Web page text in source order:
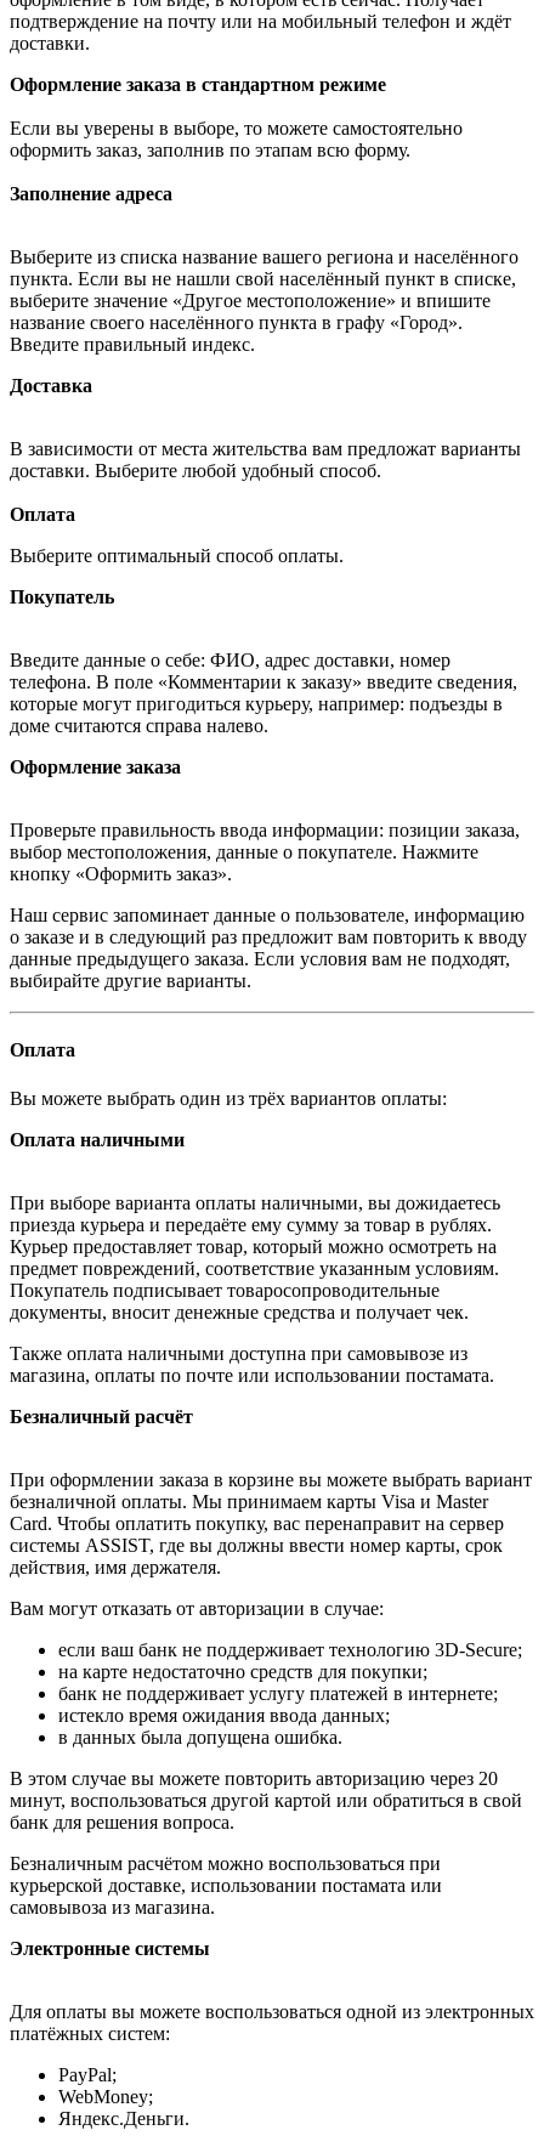
подтверждение на почту или на мобильный телефон и ждёт
доставки.
Оформление заказа в стандартном режиме
Если вы уверены в выборе, то можете самостоятельно
оформить заказ, заполнив по этапам всю форму.
Заполнение адреса
Выберите из списка название вашего региона и населённого
пункта. Если вы не нашли свой населённый пункт в списке,
выберите значение «Другое местоположение» и впишите
название своего населённого пункта в графу «Город».
Введите правильный индекс.
Доставка
В зависимости от места жительства вам предложат варианты
доставки. Выберите любой удобный способ.
Оплата
Выберите оптимальный способ оплаты.
Покупатель
Введите данные о себе: ФИО, адрес доставки, номер
телефона. В поле «Комментарии к заказу» введите сведения,
которые могут пригодиться курьеру, например: подъезды в
доме считаются справа налево.
Оформление заказа
Проверьте правильность ввода информации: позиции заказа,
выбор местоположения, данные о покупателе. Нажмите
кнопку «Оформить заказ».
Наш сервис запоминает данные о пользователе, информацию
о заказе и в следующий раз предложит вам повторить к вводу
данные предыдущего заказа. Если условия вам не подходят,
выбирайте другие варианты.
Оплата
Вы можете выбрать один из трёх вариантов оплаты:
Оплата наличными
При выборе варианта оплаты наличными, вы дожидаетесь
приезда курьера и передаёте ему сумму за товар в рублях.
Курьер предоставляет товар, который можно осмотреть на
предмет повреждений, соответствие указанным условиям.
Покупатель подписывает товаросопроводительные
документы, вносит денежные средства и получает чек.
Также оплата наличными доступна при самовывозе из
магазина, оплаты по почте или использовании постамата.
Безналичный расчёт
При оформлении заказа в корзине вы можете выбрать вариант
безналичной оплаты. Мы принимаем карты Visa и Master
Card. Чтобы оплатить покупку, вас перенаправит на сервер
системы ASSIST, где вы должны ввести номер карты, срок
действия, имя держателя.
Вам могут отказать от авторизации в случае:
если ваш банк не поддерживает технологию 3D-Secure;
на карте недостаточно средств для покупки;
банк не поддерживает услугу платежей в интернете;
истекло время ожидания ввода данных;
в данных была допущена ошибка.
В этом случае вы можете повторить авторизацию через 20
минут, воспользоваться другой картой или обратиться в свой
банк для решения вопроса.
Безналичным расчётом можно воспользоваться при
курьерской доставке, использовании постамата или
самовывоза из магазина.
Электронные системы
Для оплаты вы можете воспользоваться одной из электронных
платёжных систем:
PayPal;
WebMoney;
Яндекс.Деньги.